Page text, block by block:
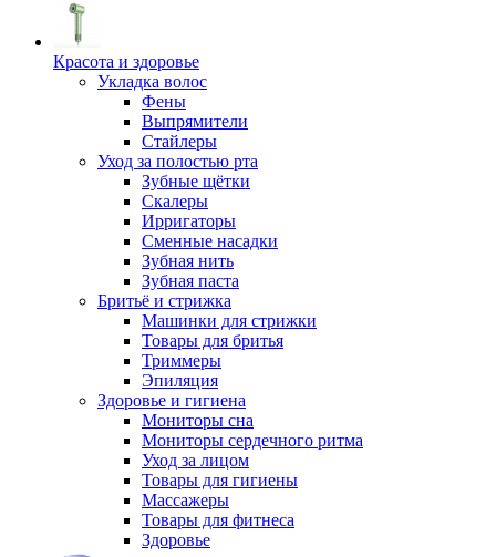
Красота и здоровье
Укладка волос
Фены
Выпрямители
Стайлеры
Уход за полостью рта
Зубные щётки
Скалеры
Ирригаторы
Сменные насадки
Зубная нить
Зубная паста
Бритьё и стрижка
Машинки для стрижки
Товары для бритья
Триммеры
Эпиляция
Здоровье и гигиена
Мониторы сна
Мониторы сердечного ритма
Уход за лицом
Товары для гигиены
Массажеры
Товары для фитнеса
Здоровье